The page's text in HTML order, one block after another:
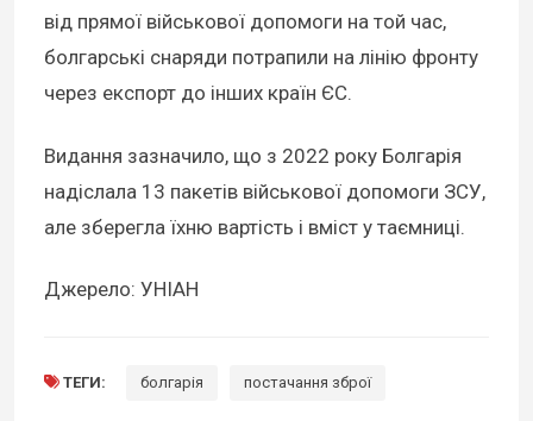
від прямої військової допомоги на той час,
болгарські снаряди потрапили на лінію фронту
через експорт до інших країн ЄС.
Видання зазначило, що з 2022 року Болгарія
надіслала 13 пакетів військової допомоги ЗСУ,
але зберегла їхню вартість і вміст у таємниці.
Джерело: УНІАН
ТЕГИ: болгарія постачання зброї